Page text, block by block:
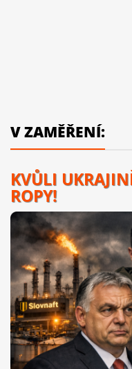
V ZAMĚŘENÍ:
KVŮLI
ROPY!